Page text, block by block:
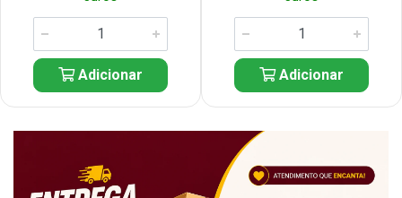
Adicionar Adicionar